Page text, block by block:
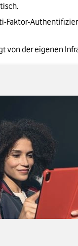
Faktor-
von der eigenen